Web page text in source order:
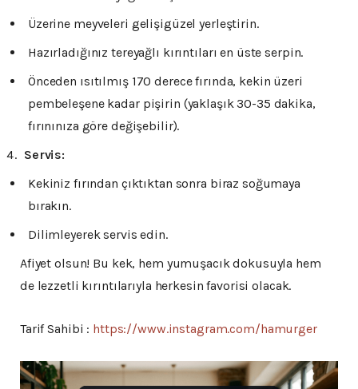
Üzerine meyveleri gelişigüzel yerleştirin.
Hazırladığınız tereyağlı kırıntıları en üste serpin.
Önceden ısıtılmış 170 derece fırında, kekin üzeri
pembeleşene kadar pişirin (yaklaşık 30-35 dakika,
fırınınıza göre değişebilir).
Servis:
Kekiniz fırından çıktıktan sonra biraz soğumaya
bırakın.
Dilimleyerek servis edin.
Afiyet olsun! Bu kek, hem yumuşacık dokusuyla hem
de lezzetli kırıntılarıyla herkesin favorisi olacak.
Tarif Sahibi : https://www.instagram.com/hamurger